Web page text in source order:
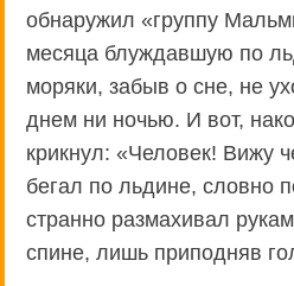
обнаружил «группу
месяца блуждавшую по
моряки, забыв о сне, не
днем ни ночью. И вот,
крикнул: «Человек! Вижу
бегал по льдине, словно
странно размахивал
спине, лишь приподняв